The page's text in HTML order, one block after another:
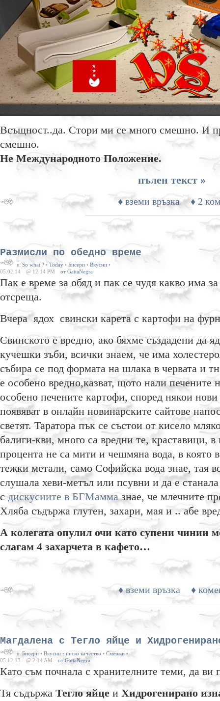
Всъщност..да. Стори ми се много смешно. И
смешно.
Не Международното Положение.
пълен текст »
♦ вземи връзка ♦ 2
Размисли по обедно време
в: So what ?• Today• Бисери• Вкусни•
05.02.14
@ 12:14 PM от GattaNegra
Пак е време за обяд и пак се чудя какво има
отсреща.
Вчера ядох свински карета с картофи на
Свинското е вредно, ако бяхме създадени да
кучешки зъби, всички знаем, че има
събира се под формата на шлака в червата и
е особено вредно,казват, щото нали
особено печените картофи, според някои
появяват в онлайн новинарските сайтове
светят. Таратора пък се състои от кисело
балиги-кви, много са вредни те, краставици,
процента не са мити и чешмяна вода, в която
тежки метали, само Софийска вода знае, тая
слушала хеви-метъл или псувни и да е
сдискусиите в БГМаммазнае, че млечните
Хляба съдържа глутен, захари, мая и .. абе
А колегата опулил очи като супени чинии
слагам 4 захарчета в кафето…
♦ вземи връзка ♦
Магдалена с Тегло яйце и
в:Бисери• Вкусни• ниско качество • Смешки•
05.12.13
@ 2:14 AM от GattaNegra
Като съм почнала с хранителните теми, да
Тя съдържа Тегло яйце и Хидрогенирано